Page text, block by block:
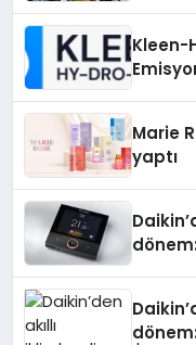
Kleen-
Marie
yaptı